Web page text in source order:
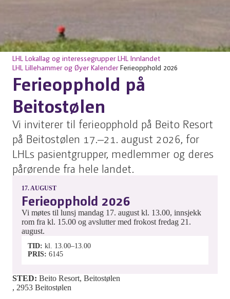
LHL Lokallag og interessegrupper LHL Innlandet
LHL Lillehammer og Øyer Kalender Ferieopphold 2026
Ferieopphold på
Beitostølen
Vi inviterer til ferieopphold på Beito Resort
på Beitostølen 17.–21. august 2026, for
LHLs pasientgrupper, medlemmer og deres
pårørende fra hele landet.
17.AUGUST
Ferieopphold 2026
Vi møtes til lunsj mandag 17. august kl. 13.00, innsjekk
rom fra kl. 15.00 og avslutter med frokost fredag 21.
august.
TID kl. 13.00–13.00
PRIS 6145
STED: Beito Resort, Beitostølen
, 2953 Beitostølen